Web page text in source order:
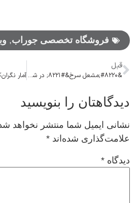
فروشگاه تخصصی جوراب,
قبل
&#۸۲۲۰;مشعل سرخ&#۸۲۲۱; در شمیرانات روشن شد/ تقدیر از فیلمی که روایتگر مقاومت است
دیدگاهتان را بنویسید
نشانی ایمیل شما منتشر نخواهد
علامت‌گذاری شده‌اند *
دیدگاه *